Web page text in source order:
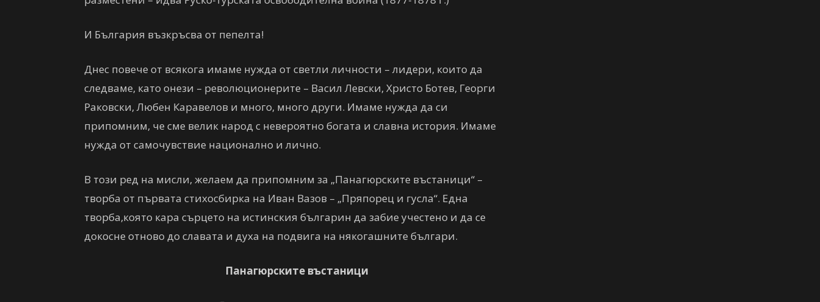
И България възкръсва от пепелта!
Днес повече от всякога имаме нужда от светли личности – лидери, които да
следваме, като онези – революционерите – Васил Левски, Христо Ботев, Георги
Раковски, Любен Каравелов и много, много други. Имаме нужда да си
припомним, че сме велик народ с невероятно богата и славна история. Имаме
нужда от самочувствие национално и лично.
В този ред на мисли, желаем да припомним за „Панагюрските въстаници“ –
творба от първата стихосбирка на Иван Вазов – „Пряпорец и гусла“. Една
творба,която кара сърцето на истинския българин да забие учестено и да се
докосне отново до славата и духа на подвига на някогашните българи.
Панагюрските въстаници